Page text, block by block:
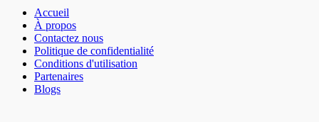
Accueil
À propos
Contactez nous
Politique de confidentialité
Conditions d'utilisation
Partenaires
Blogs